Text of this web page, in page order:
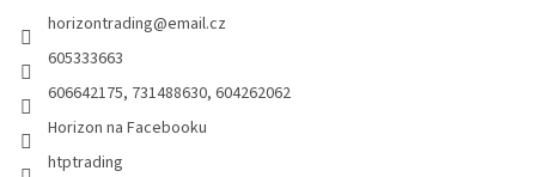
horizontrading@email.cz
605333663
606642175, 731488630, 604262062
Horizon na Facebooku
htptrading